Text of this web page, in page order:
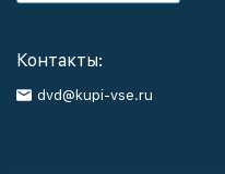
Контакты:
dvd@kupi-vse.ru